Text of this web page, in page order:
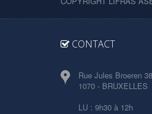
CONTACT
Rue Jules Broeren 38
1070 - BRUXELLES
LU : 9h30 à 12h